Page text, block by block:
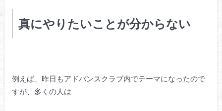
真にやりたいことが分からない
例えば、昨日もアドバンスクラブ内でテーマになったので
すが、多くの人は